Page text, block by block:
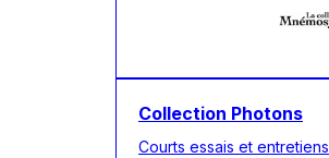
Collection Photons
Courts essais et entretiens